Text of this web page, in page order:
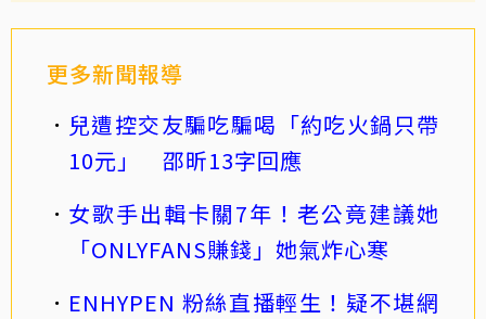
更多新聞報導
兒遭控交友騙吃騙喝「約吃火鍋只帶
10元」 邵昕13字回應
女歌手出輯卡關7年！老公竟建議她
「ONLYFANS賺錢」她氣炸心寒
ENHYPEN 粉絲直播輕生！疑不堪網